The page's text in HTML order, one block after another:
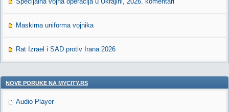
Maskirna uniforma vojnika
Rat Izrael i SAD protiv Irana 2026
NOVE PORUKE NA MYCITY.RS
Audio Player